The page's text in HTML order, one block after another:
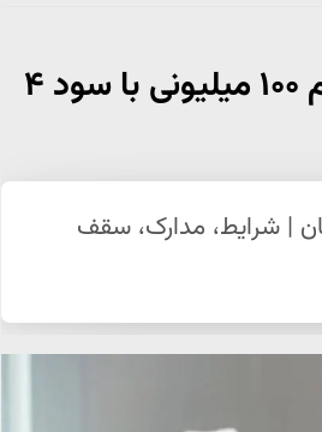
وام فرهنگیان ۱۴۰۴ بدون ضامن | آغاز ثبت‌نام وام ۱۰۰ میلیونی با سود ۴
و دانشجومعلمان | شرایط، مدارک، سقف